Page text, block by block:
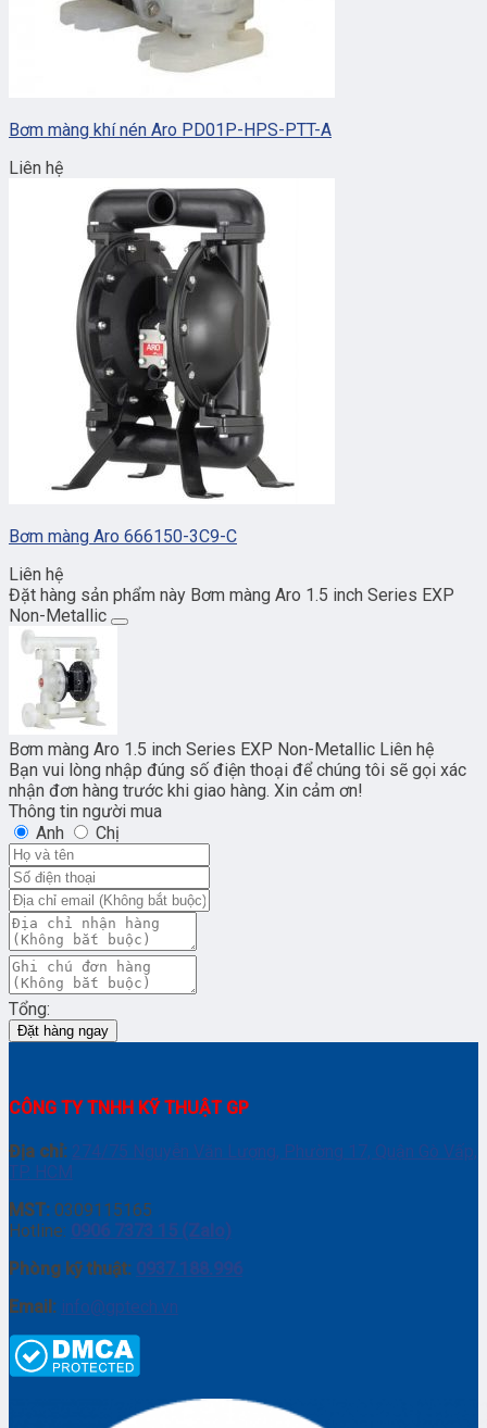
Bơm màng khí nén Aro PD01P-HPS-PTT-A
Liên hệ
Bơm màng Aro 666150-3C9-C
Liên hệ
Đặt hàng sản phẩm này Bơm màng Aro 1.5 inch Series EXP
Non-Metallic
Bơm màng Aro 1.5 inch Series EXP Non-Metallic Liên hệ
Bạn vui lòng nhập đúng số điện thoại để chúng tôi sẽ gọi xác
nhận đơn hàng trước khi giao hàng. Xin cảm ơn!
Thông tin người mua
Anh
Chị
Tổng:
Đặt hàng ngay
CÔNG TY TNHH KỸ THUẬT GP
Địa chỉ: 274/75 Nguyễn Văn Lượng, Phường 17, Quận Gò Vấp,
TP. HCM
MST: 0309115165
Hotline: 0906 7373 15 (Zalo)
Phòng kỹ thuật: 0937.188.996
Email: info@gptech.vn